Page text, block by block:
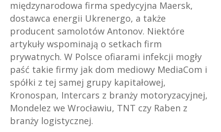
międzynarodowa firma spedycyjna Maersk,
dostawca energii Ukrenergo, a także
producent samolotów Antonov. Niektóre
artykuły wspominają o setkach firm
prywatnych. W Polsce ofiarami infekcji mogły
paść takie firmy jak dom mediowy MediaCom i
spółki z tej samej grupy kapitałowej,
Kronospan, Intercars z branży motoryzacyjnej,
Mondelez we Wrocławiu, TNT czy Raben z
branży logistycznej.